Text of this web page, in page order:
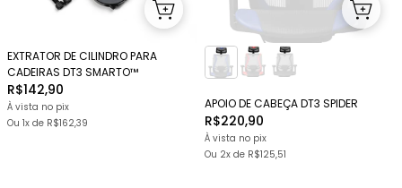
EXTRATOR DE CILINDRO PARA
CADEIRAS DT3 SMARTO™
R$142,90
À vista no pix
Ou 1x de R$162,39
APOIO DE CABEÇA DT3 SPIDER
R$220,90
À vista no pix
Ou 2x de R$125,51